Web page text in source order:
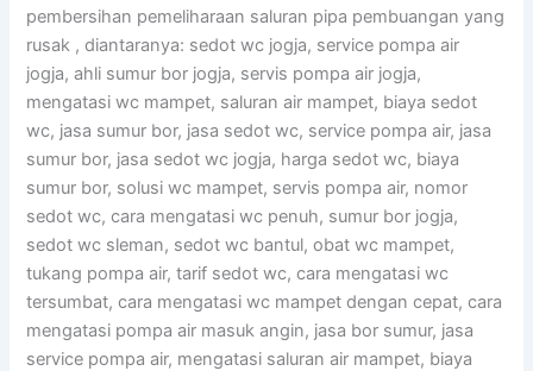
pembersihan pemeliharaan saluran pipa pembuangan yang
rusak , diantaranya: sedot wc jogja, service pompa air
jogja, ahli sumur bor jogja, servis pompa air jogja,
mengatasi wc mampet, saluran air mampet, biaya sedot
wc, jasa sumur bor, jasa sedot wc, service pompa air, jasa
sumur bor, jasa sedot wc jogja, harga sedot wc, biaya
sumur bor, solusi wc mampet, servis pompa air, nomor
sedot wc, cara mengatasi wc penuh, sumur bor jogja,
sedot wc sleman, sedot wc bantul, obat wc mampet,
tukang pompa air, tarif sedot wc, cara mengatasi wc
tersumbat, cara mengatasi wc mampet dengan cepat, cara
mengatasi pompa air masuk angin, jasa bor sumur, jasa
service pompa air, mengatasi saluran air mampet, biaya